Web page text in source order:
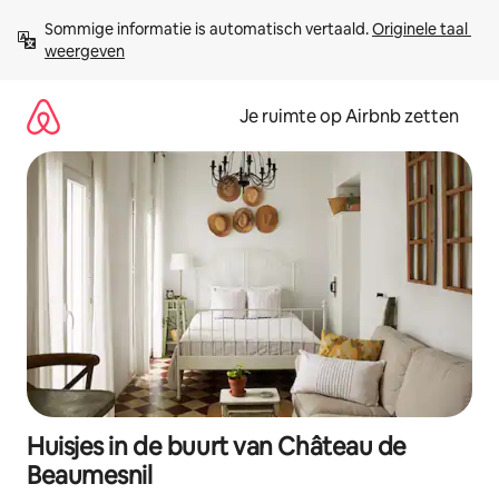
direct
naar
Sommige informatie is automatisch vertaald. Originele taal
weergeven
Je ruimte op Airbnb zetten
Huisjes in de buurt van Château de
Beaumesnil